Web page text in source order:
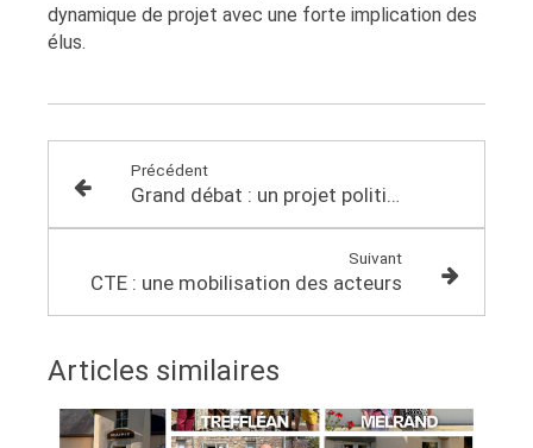
dynamique de projet avec une forte implication des
élus.
Précédent
Grand débat : un projet politique enrichi par l’écoute du pays
Suivant
CTE : une mobilisation des acteurs
Articles similaires